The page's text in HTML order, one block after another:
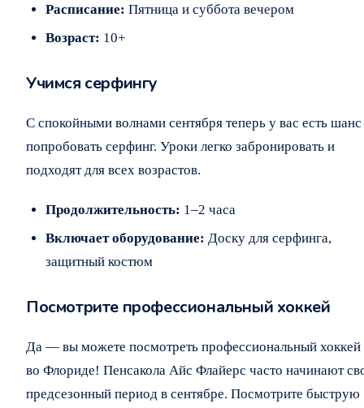
Расписание: Пятница и суббота вечером
Возраст: 10+
Учимся серфингу
С спокойными волнами сентября теперь у вас есть шанс
попробовать серфинг. Уроки легко забронировать и
подходят для всех возрастов.
Продолжительность: 1–2 часа
Включает оборудование: Доску для серфинга,
защитный костюм
Посмотрите профессиональный хоккей
Да — вы можете посмотреть профессиональный хоккей
во Флориде! Пенсакола Айс Флайерс часто начинают
предсезонный период в сентябре. Посмотрите быструю